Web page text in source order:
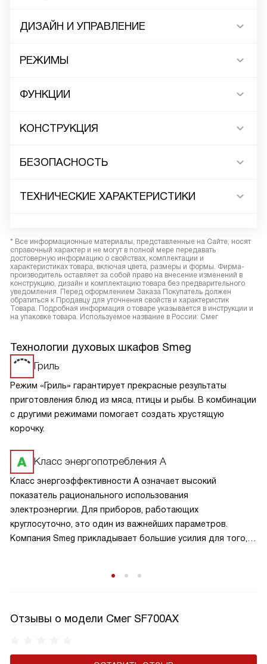
ДИЗАЙН И УПРАВЛЕНИЕ
РЕЖИМЫ
ФУНКЦИИ
КОНСТРУКЦИЯ
БЕЗОПАСНОСТЬ
ТЕХНИЧЕСКИЕ ХАРАКТЕРИСТИКИ
* Все информационные материалы, представленные на Сайте, носят
справочный характер и не могут в полной мере передавать
достоверную информацию о свойствах, комплектации и
характеристиках товара, включая цвета, размеры и формы. Фирма-
производитель оставляет за собой право на внесение изменений в
конструкцию, дизайн и комплектацию товара без предварительного
уведомления. Перед оформлением Заказа Покупатель должен
обратиться к Продавцу для уточнения свойств и характеристик
Товара. Подробная информация о товаре указывается в инструкции и
на упаковке товара. Используемое название в России: Смег
Технологии духовых шкафов Smeg
Гриль
Режим «Гриль» гарантирует прекрасные результаты
приготовления блюд из мяса, птицы и рыбы. В комбинации
с другими режимами помогает создать хрустящую
корочку.
Класс энергопотребления А
Класс энергоэффективности А означает высокий
показатель рационального использования
электроэнергии. Для приборов, работающих
круглосуточно, это один из важнейших параметров.
Компания Smeg прикладывает большие усилия для того,
Отзывы о модели Смег SF700AX